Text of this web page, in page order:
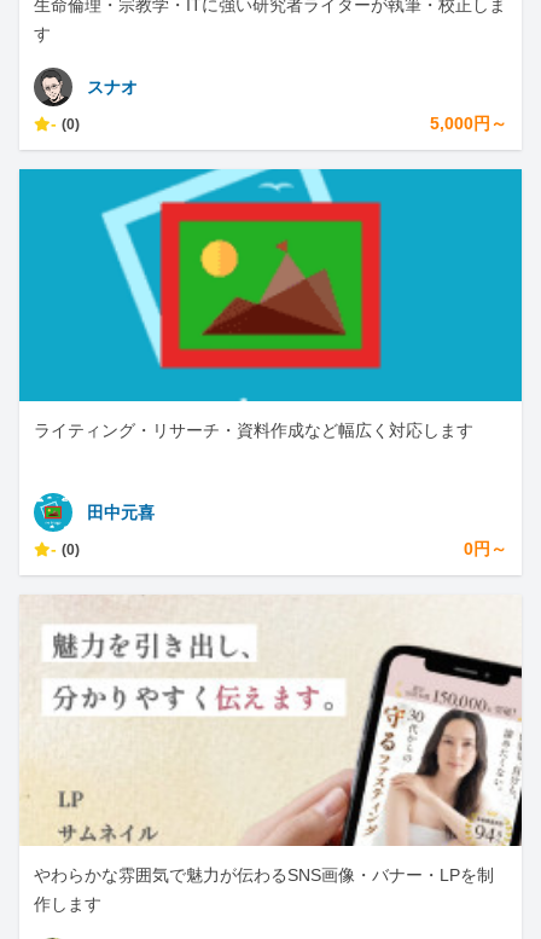
生命倫理・宗教学・ITに強い研究者ライターが執筆・校正しま
す
スナオ
- (0) 5,000円～
ライティング・リサーチ・資料作成など幅広く対応します
田中元喜
- (0) 0円～
やわらかな雰囲気で魅力が伝わるSNS画像・バナー・LPを制
作します